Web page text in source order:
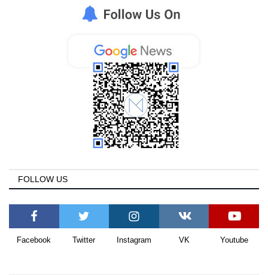
FOLLOW US
Facebook Twitter Instagram VK Youtube